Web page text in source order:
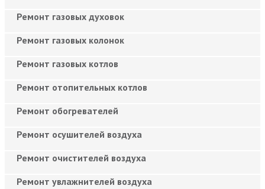
Ремонт газовых духовок
Ремонт газовых колонок
Ремонт газовых котлов
Ремонт отопительных котлов
Ремонт обогревателей
Ремонт осушителей воздуха
Ремонт очистителей воздуха
Ремонт увлажнителей воздуха